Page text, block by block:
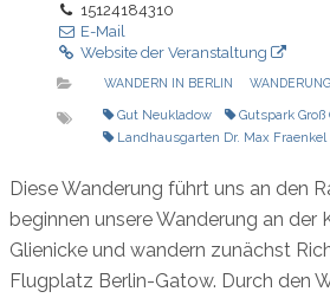
15124184310
E-Mail
Website der Veranstaltung
WANDERN IN BERLIN
Gut Neukladow Gutspark Groß
Landhausgarten Dr. Max Fraenkel
Diese Wanderung führt uns an den
beginnen unsere Wanderung an der
Glienicke und wandern zunächst
Flugplatz Berlin-Gatow. Durch den